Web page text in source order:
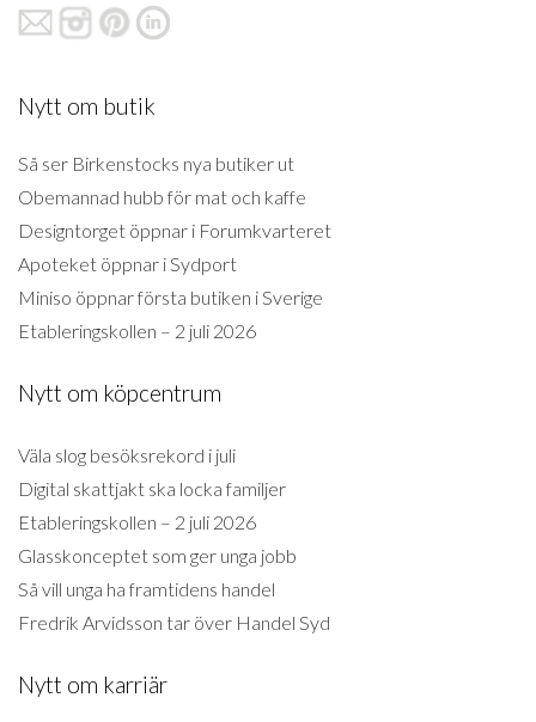
Nytt om butik
Så ser Birkenstocks nya butiker ut
Obemannad hubb för mat och kaffe
Designtorget öppnar i Forumkvarteret
Apoteket öppnar i Sydport
Miniso öppnar första butiken i Sverige
Etableringskollen – 2 juli 2026
Nytt om köpcentrum
Väla slog besöksrekord i juli
Digital skattjakt ska locka familjer
Etableringskollen – 2 juli 2026
Glasskonceptet som ger unga jobb
Så vill unga ha framtidens handel
Fredrik Arvidsson tar över Handel Syd
Nytt om karriär